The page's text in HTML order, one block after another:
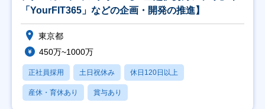
「YourFIT365」などの企画・開発の推進】
東京都
450万~1000万
正社員採用 土日祝休み 休日120日以上
産休・育休あり 賞与あり